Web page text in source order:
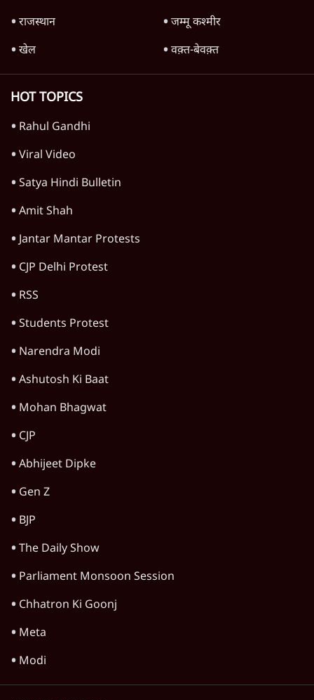
राजस्थान
जम्मू कश्मीर
खेल
वक़्त-बेवक़्त
HOT TOPICS
Rahul Gandhi
Viral Video
Satya Hindi Bulletin
Amit Shah
Jantar Mantar Protests
CJP Delhi Protest
RSS
Students Protest
Narendra Modi
Ashutosh Ki Baat
Mohan Bhagwat
CJP
Abhijeet Dipke
Gen Z
BJP
The Daily Show
Parliament Monsoon Session
Chhatron Ki Goonj
Meta
Modi